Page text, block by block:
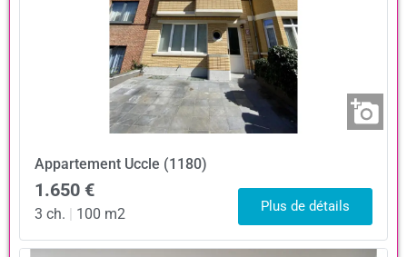
Appartement Uccle (1180)
1.650 €
3 ch. | 100 m2 Plus de détails